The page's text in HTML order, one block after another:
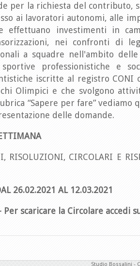
per la richiesta del contributo,
ai lavoratori autonomi, alle
effettuano investimenti in
nei confronti di
a squadre nell'ambito
professionistiche e
iscritte al registro CONI
Olimpici e che svolgono
“Sapere per fare” vediamo
delle domande.
RISOLUZIONI, CIRCOLARI E
26.02.2021 AL 12.03.2021
Per scaricare la Circolare accedi
Studio Bossalini -